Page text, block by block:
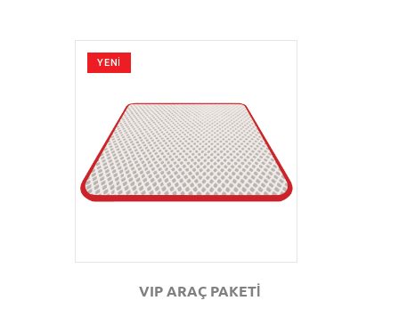
YENİ
GÖZAT
VIP ARAÇ PAKETİ